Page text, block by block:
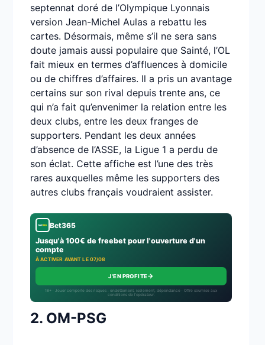
septennat doré de l’Olympique Lyonnais
version Jean-Michel Aulas a rebattu les
cartes. Désormais, même s’il ne sera sans
doute jamais aussi populaire que Sainté, l’OL
fait mieux en termes d’affluences à domicile
ou de chiffres d’affaires. Il a pris un avantage
certains sur son rival depuis trente ans, ce
qui n’a fait qu’envenimer la relation entre les
deux clubs, entre les deux franges de
supporters. Pendant les deux années
d’absence de l’ASSE, la Ligue 1 a perdu de
son éclat. Cette affiche est l’une des très
rares auxquelles même les supporters des
autres clubs français voudraient assister.
Bet365
Jusqu'à 100€ de freebet pour l'ouverture d'un
compte
À ACTIVER AVANT LE 07/08
J'EN PROFITE→
18+ · Jouer comporte des risques : endettement, isolement, dépendance · Offre soumise aux
conditions de l’opérateur.
2. OM-PSG